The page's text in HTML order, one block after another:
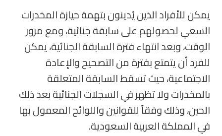
يمكن للأفراد الذين يُدينون بتهمة حيازة المخدرات
السعي لحصولهم على سابقة جنائية، ومع مرور
الوقت، وبعد انتهاء فترة السابقة الجنائية، يمكن
للفرد أن يتمتع بفترة من التصحيح والإعادة
الاجتماعية، حيث تسقط السابقة المتعلقة
بالمخدرات ولا تظهر في السجلات الجنائية بعد ذلك
الحين، وذلك وفقاً للقوانين واللوائح المعمول بها
في المملكة العربية السعودية.